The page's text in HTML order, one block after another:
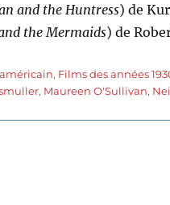
and the Huntress) de
the Mermaids) de
, Films des années
, Maureen O'Sullivan,